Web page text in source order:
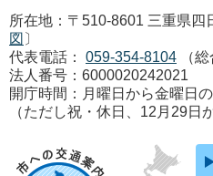
所在地：〒510-8601 三重県四
図 〕
代表電話：
059-354-8104
（
法人番号：6000020242021
開庁時間：月曜日から金曜日
（ただし祝・休日、12月29日